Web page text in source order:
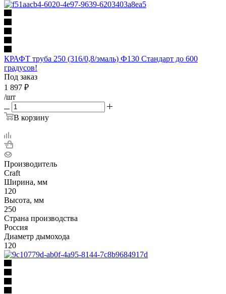
КРАФТ труба 250 (316/0,8/эмаль) Ф130 Стандарт до 600
градусов!
Под заказ
1 897 ₽
/шт
В корзину
Производитель
Craft
Ширина, мм
120
Высота, мм
250
Страна производства
Россия
Диаметр дымохода
120